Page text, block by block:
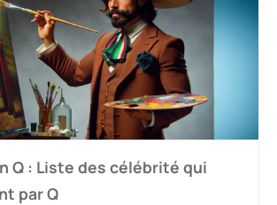
Q : Liste des célébrité qui
par Q